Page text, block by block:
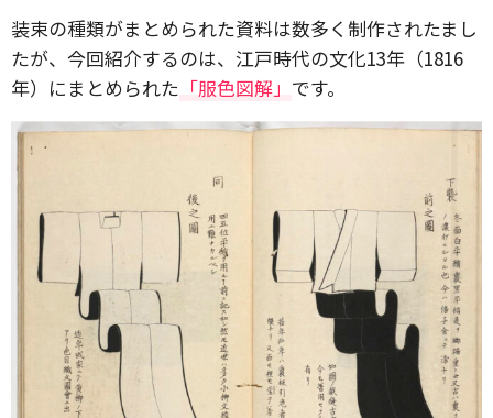
装束の種類がまとめられた資料は数多く制作されたまし
たが、今回紹介するのは、江戸時代の文化13年（1816
年）にまとめられた 「服色図解」 です。